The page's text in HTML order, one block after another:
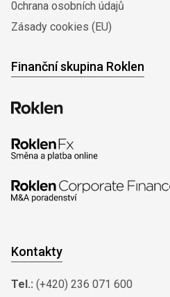
0chrana osobních údajů
Zásady cookies (EU)
Finanční skupina Roklen
Kontakty
Tel.: (+420) 236 071 600